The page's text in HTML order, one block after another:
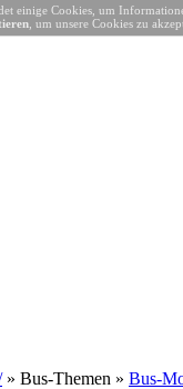
einige Cookies, um
, um unsere Cookies zu
» Bus-Themen » Bus-